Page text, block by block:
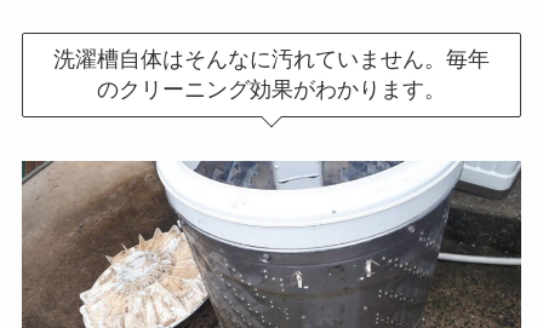
洗濯槽自体はそんなに汚れていません。毎年
のクリーニング効果がわかります。